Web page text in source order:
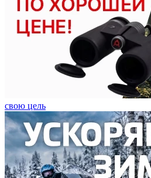
свою цель